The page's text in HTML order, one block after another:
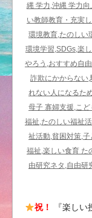
縄 学力,沖縄 学力
い教師教育・充実
環境教育,たのしい
環境学習,SDGs,楽
やろう,おすすめ自
詐欺にかからない
れない人になるた
母子 寡婦支援,こ
福祉,たのしい福祉
祉活動,貧困対策,
福祉,楽しい食育 た
由研究ネタ,自由研
祝！
『楽し